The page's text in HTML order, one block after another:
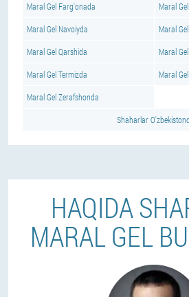
Maral Gel Farg'onada Maral
Maral Gel Navoiyda Maral
Maral Gel Qarshida Maral
Maral Gel Termizda Maral
Maral Gel Zerafshonda
Shaharlar
HAQIDA
MARAL GEL